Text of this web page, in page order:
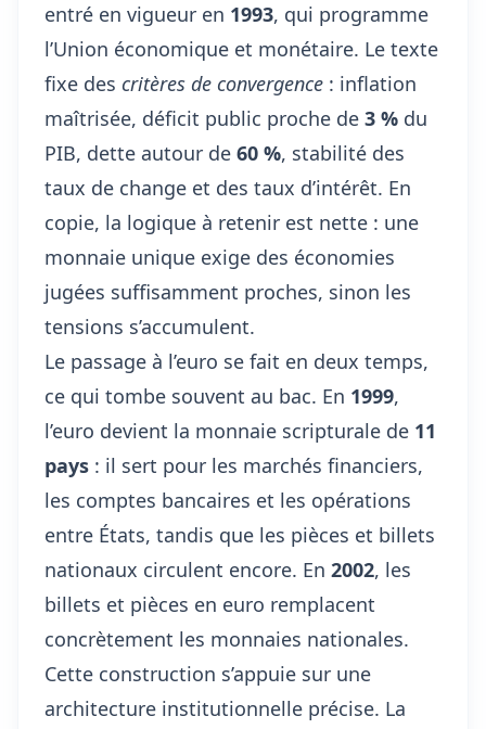
entré en vigueur en 1993, qui programme
l’Union économique et monétaire. Le texte
fixe des critères de convergence : inflation
maîtrisée, déficit public proche de 3 % du
PIB, dette autour de 60 %, stabilité des
taux de change et des taux d’intérêt. En
copie, la logique à retenir est nette : une
monnaie unique exige des économies
jugées suffisamment proches, sinon les
tensions s’accumulent.
Le passage à l’euro se fait en deux temps,
ce qui tombe souvent au bac. En 1999,
l’euro devient la monnaie scripturale de 11
pays : il sert pour les marchés financiers,
les comptes bancaires et les opérations
entre États, tandis que les pièces et billets
nationaux circulent encore. En 2002, les
billets et pièces en euro remplacent
concrètement les monnaies nationales.
Cette construction s’appuie sur une
architecture institutionnelle précise. La